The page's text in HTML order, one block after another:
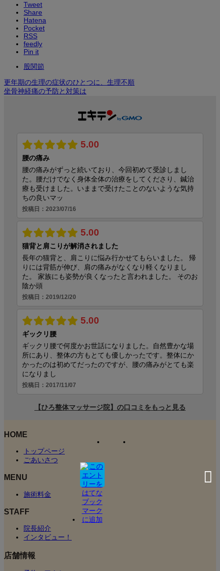
Tweet
Share
Hatena
Pocket
RSS
feedly
Pin it
股関節
更年期の生理の症状のひとつに、生理不順
坐骨神経痛の予防と対策は
HOME
トップページ
ごあいさつ
MENU
施術料金
STAFF
院長紹介
インタビュー！
店舗情報